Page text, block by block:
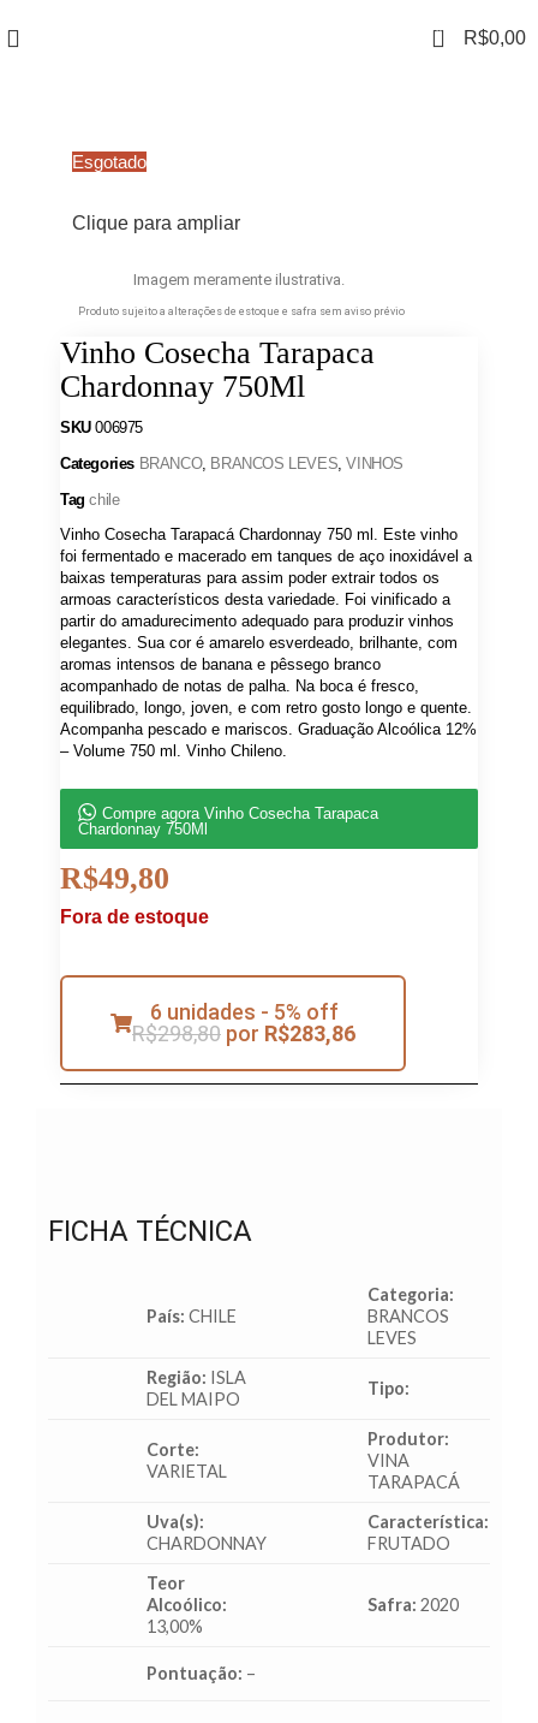
0 R$0,00
Esgotado
Clique para ampliar
Imagem meramente ilustrativa.
Produto sujeito a alterações de estoque e safra sem aviso prévio
Vinho Cosecha Tarapaca
Chardonnay 750Ml
SKU006975
Categories BRANCO, BRANCOS LEVES,VINHOS
Tag chile
Vinho Cosecha Tarapacá Chardonnay 750 ml. Este vinho
foi fermentado e macerado em tanques de aço inoxidável a
baixas temperaturas para assim poder extrair todos os
armoas característicos desta variedade. Foi vinificado a
partir do amadurecimento adequado para produzir vinhos
elegantes. Sua cor é amarelo esverdeado, brilhante, com
aromas intensos de banana e pêssego branco
acompanhado de notas de palha. Na boca é fresco,
equilibrado, longo, joven, e com retro gosto longo e quente.
Acompanha pescado e mariscos. Graduação Alcoólica 12%
– Volume 750 ml. Vinho Chileno.
Compre agora Vinho Cosecha Tarapaca
Chardonnay 750Ml
R$49,80
Fora de estoque
6 unidades - 5% off
R$298,80 por R$283,86
FICHA TÉCNICA
País: CHILE
Categoria:
BRANCOS
LEVES
Região: ISLA
DEL MAIPO
Tipo:
Corte:
VARIETAL
Produtor:
VINA
TARAPACÁ
Uva(s):
CHARDONNAY
Característica:
FRUTADO
Teor
Alcoólico:
13,00%
Safra: 2020
Pontuação: –